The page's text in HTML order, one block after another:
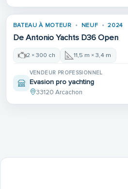
BATEAU À MOTEUR NEUF 2024
De Antonio Yachts D36 Open
2 × 300 ch 11,5 m × 3,4 m
VENDEUR PROFESSIONNEL
Evasion pro yachting
33120 Arcachon